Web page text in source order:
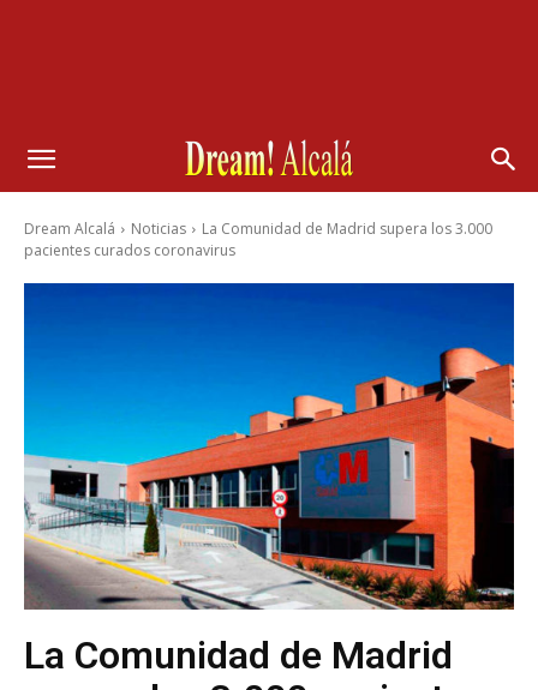
Dream Alcalá Noticias
La Comunidad de Madrid supera los 3.000
pacientes curados coronavirus
La Comunidad de Madrid